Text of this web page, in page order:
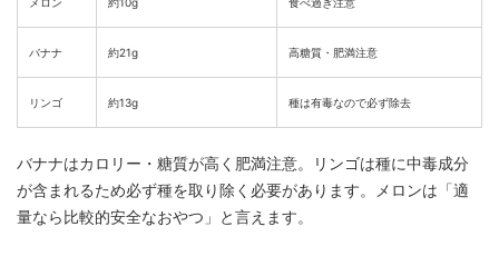
バナナ 約21g 高糖質・肥満注意
リンゴ 約13g 種は有毒なので必ず除去
バナナはカロリー・糖質が高く肥満注意。リンゴは種に中毒成分
が含まれるため必ず種を取り除く必要があります。メロンは「適
量なら比較的安全なおやつ」と言えます。